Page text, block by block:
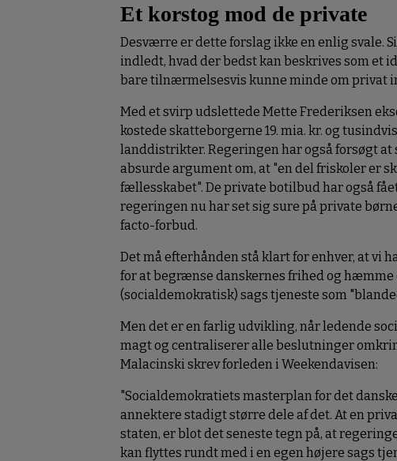
Et korstog mod de private
Desværre er dette forslag ikke en enlig svale.
indledt, hvad der bedst kan beskrives som et
bare tilnærmelsesvis kunne minde om privat
Med et svirp udslettede Mette Frederiksen
kostede skatteborgerne 19. mia. kr. og
landdistrikter. Regeringen har også forsøgt
absurde argument om, at "en del friskoler er
fællesskabet". De private botilbud har også
regeringen nu har set sig sure på private
facto-forbud.
Det må efterhånden stå klart for enhver, at vi
for at begrænse danskernes frihed og
(socialdemokratisk) sags tjeneste som
Men det er en farlig udvikling, når ledende
magt og centraliserer alle beslutninger
Malacinski skrev forleden i Weekendavisen:
"Socialdemokratiets masterplan for det
annektere stadigt større dele af det. At en
staten, er blot det seneste tegn på, at
kan flyttes rundt med i en egen højere sags